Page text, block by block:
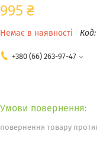
995 ₴
Немає в наявності Код:
+380 (66) 263-97-47
повернення товару